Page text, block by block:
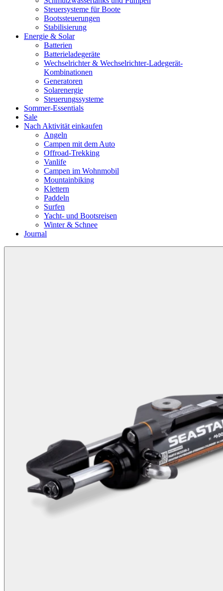
Steuersysteme für Boote
Bootssteuerungen
Stabilisierung
Energie & Solar
Batterien
Batterieladegeräte
Wechselrichter & Wechselrichter-Ladegerät-
Kombinationen
Generatoren
Solarenergie
Steuerungssysteme
Sommer-Essentials
Sale
Nach Aktivität einkaufen
Angeln
Campen mit dem Auto
Offroad-Trekking
Vanlife
Campen im Wohnmobil
Mountainbiking
Klettern
Paddeln
Surfen
Yacht- und Bootsreisen
Winter & Schnee
Journal